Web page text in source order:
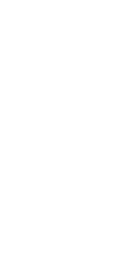
gian
hoặc
chỉ làm
chú ý và để lại